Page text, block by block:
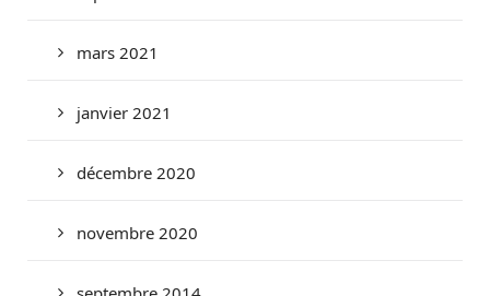
mars 2021
janvier 2021
décembre 2020
novembre 2020